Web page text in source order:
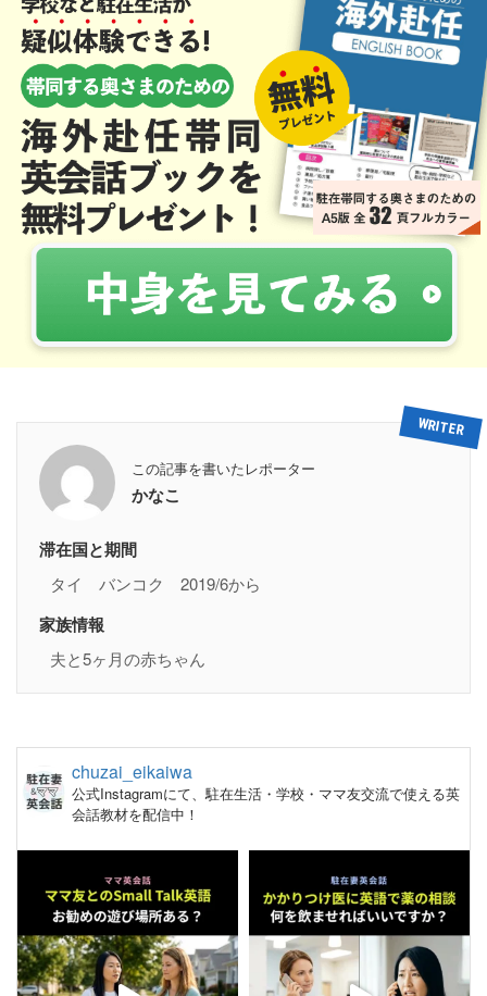
この記事を書いたレポーター
かなこ
滞在国と期間
タイ バンコク 2019/6から
家族情報
夫と5ヶ月の赤ちゃん
chuzai_eikaiwa
公式Instagramにて、駐在生活・学校・ママ友交流で使える英
会話教材を配信中！